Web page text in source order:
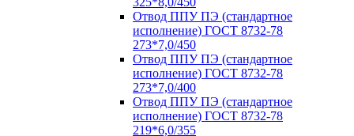
Отвод ППУ ПЭ (стандартное
исполнение) ГОСТ 8732-78
273*7,0/450
Отвод ППУ ПЭ (стандартное
исполнение) ГОСТ 8732-78
273*7,0/400
Отвод ППУ ПЭ (стандартное
исполнение) ГОСТ 8732-78
219*6,0/355